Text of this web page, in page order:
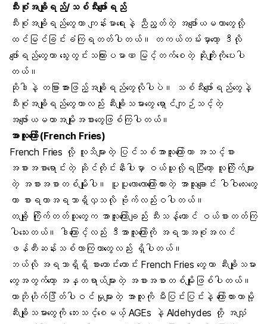
သီးစုံအချိုရည်/သစ်သီးဖျော်ရည်
သီးစုံအချိုရည်တွေဟာ ကျန်းမာရေးနဲ့ ညီညွတ်တဲ့ အဖျော်ယမကာတွေလို့
ထင်မြင်ခြင်းခံကြရတတ်ပါတယ်။ တကယ်တမ်းမှာတော့ ဒီလို
ဖျော်ရည်တွေဟာ သွေးတွင်းသကြားပမာဏ မြင့်တက်စေတဲ့ ဆိုးကျိုးကိုပေးပါ
တယ်။
ဆိုဒါနဲ့ တခြားအားဖြည့်အချိုရည်တွေလိုပါပဲ။ သစ်သီးဖျော်ရည်တွေနဲ့
သီးစုံအချိုရည်တွေဟာလည်း ဆီးချိုသမားတွေ ရှောင်ကျဉ်သင့်တဲ့
အဖျော်ယမကာအမျိုးအစားတွေဖြစ်ကြပါတယ်။
အာလူးကြော် (French Fries)
French Fries လို့ လူသိများတဲ့ ပြင်သစ်အာလူးကြော်ဟာ အသင့်စား
အစားအစာရောင်းတဲ့ ဆိုင်တိုင်းနီးပါးမှာ ဝယ်ယူလို့ရပြီးတော့ လူကြိုက်များ
တဲ့ အစားအစာတစ်မျိုးပါ။ ပူပူလောလောကြော်ထားတဲ့ အာလူးချောင်း ဝါဝါလေးတွေ
ဟာ စားရတာအရသာရှိလှသလို ဗိုက်လည်းဝပါတယ်။
တချို့ ကြိုက်တတ်သူတွေက အာလူးကြော်ချည်း သီးသန့်တောင် ဝယ်စားတတ်ကြ
ပါသေးတယ်။ ဒါကြောင့်လည်း ဒီအာလူးကြော်ကို အရသာအစုံအလင်
ဖန်တီးဆန်းသစ်လာကြတာတွေလည်း ရှိပါတယ်။
ဘယ်လို အရသာရှိရှိ စားကောင်းကောင်း French Fries တွေဟာ ဆီးချိုသမား
တွေအတွက်တော့ အန္တရာယ်များတဲ့ အစားအစာတစ်မျိုးဖြစ်ပါတယ်။
ကာဘိုဟိုက်ဒြိတ်ပါဝင်မှုများတဲ့ အာလူးကို မီးပြင်းပြင်းနဲ့ ကြော်ထားတာမို့
ဆီးချိုသမားတွေကို ဘေးသင့်စေမယ့် AGEs နဲ့ Aldehydes တို့ အလျှံ